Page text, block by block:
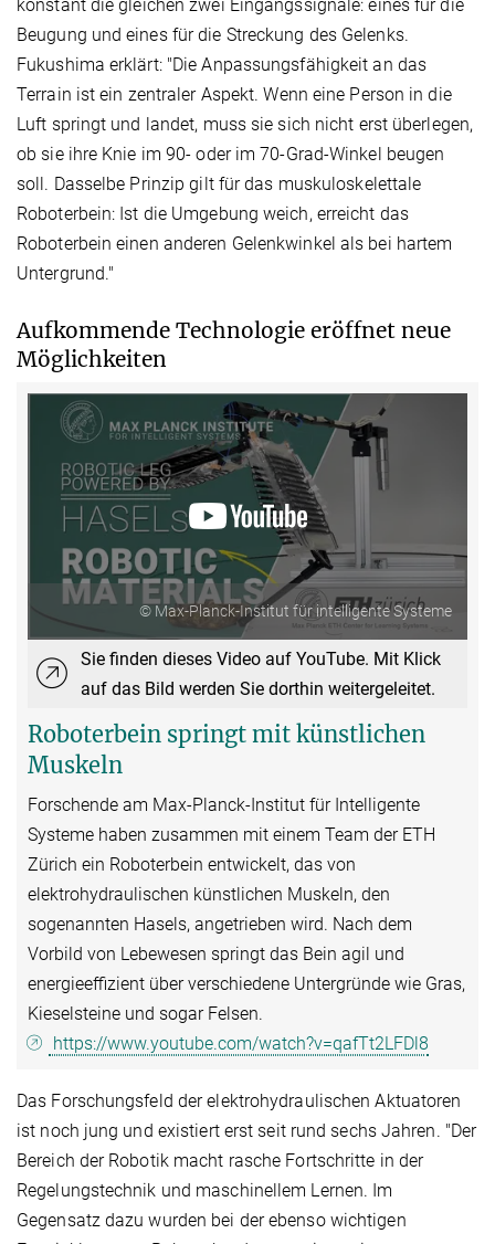
konstant die gleichen zwei Eingangssignale: eines für die
Beugung und eines für die Streckung des Gelenks.
Fukushima erklärt: "Die Anpassungsfähigkeit an das
Terrain ist ein zentraler Aspekt. Wenn eine Person in die
Luft springt und landet, muss sie sich nicht erst überlegen,
ob sie ihre Knie im 90- oder im 70-Grad-Winkel beugen
soll. Dasselbe Prinzip gilt für das muskuloskelettale
Roboterbein: Ist die Umgebung weich, erreicht das
Roboterbein einen anderen Gelenkwinkel als bei hartem
Untergrund."
Aufkommende Technologie eröffnet neue
Möglichkeiten
© Max-Planck-Institut für intelligente Systeme
Sie finden dieses Video auf YouTube. Mit Klick
auf das Bild werden Sie dorthin weitergeleitet.
Roboterbein springt mit künstlichen
Muskeln
Forschende am Max-Planck-Institut für Intelligente
Systeme haben zusammen mit einem Team der ETH
Zürich ein Roboterbein entwickelt, das von
elektrohydraulischen künstlichen Muskeln, den
sogenannten Hasels, angetrieben wird. Nach dem
Vorbild von Lebewesen springt das Bein agil und
energieeffizient über verschiedene Untergründe wie Gras,
Kieselsteine und sogar Felsen.
https://www.youtube.com/watch?v=qafTt2LFDl8
Das Forschungsfeld der elektrohydraulischen Aktuatoren
ist noch jung und existiert erst seit rund sechs Jahren. "Der
Bereich der Robotik macht rasche Fortschritte in der
Regelungstechnik und maschinellem Lernen. Im
Gegensatz dazu wurden bei der ebenso wichtigen